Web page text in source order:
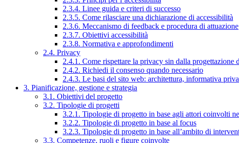
2.3.4. Linee guida e criteri di successo
2.3.5. Come rilasciare una dichiarazione di accessibilità
2.3.6. Meccanismo di feedback e procedura di attuazione
2.3.7. Obiettivi accessibilità
2.3.8. Normativa e approfondimenti
2.4. Privacy
2.4.1. Come rispettare la privacy sin dalla progettazione
2.4.2. Richiedi il consenso quando necessario
2.4.3. Le basi del sito web: architettura, informativa
3. Pianificazione, gestione e strategia
3.1. Obiettivi del progetto
3.2. Tipologie di progetti
3.2.1. Tipologie di progetto in base agli attori coinvolti
3.2.2. Tipologie di progetto in base al focus
3.2.3. Tipologie di progetto in base all’ambito di
3.3. Competenze, ruoli e figure coinvolte